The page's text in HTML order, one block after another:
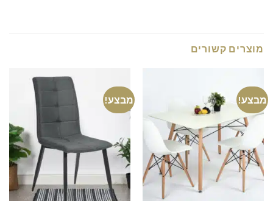
מוצרים קשורים
מבצע! מבצע!